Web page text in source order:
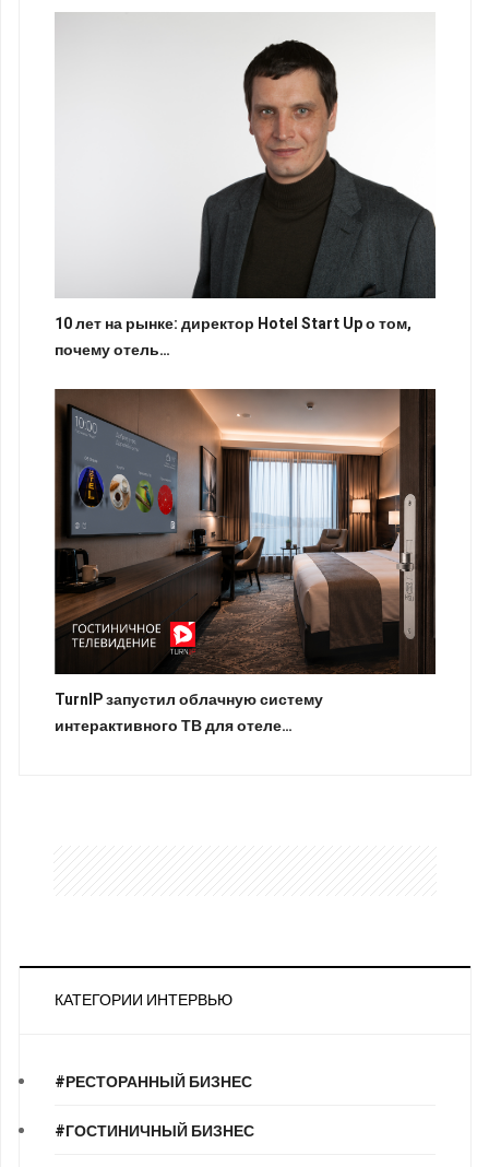
10 лет на рынке: директор Hotel Start Up о том,
почему отель…
TurnIP запустил облачную систему
интерактивного ТВ для отеле…
КАТЕГОРИИ ИНТЕРВЬЮ
#РЕСТОРАННЫЙ БИЗНЕС
#ГОСТИНИЧНЫЙ БИЗНЕС